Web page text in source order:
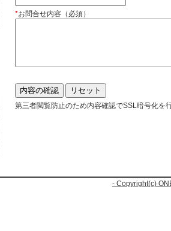
*お問合せ内容（必須）
第三者閲覧防止のため内容確認でSSL暗号化を
- Copyright(c)